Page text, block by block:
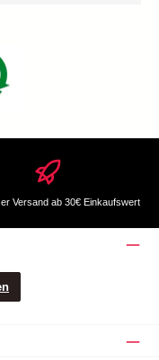
Versand ab 30€ Einkaufswert